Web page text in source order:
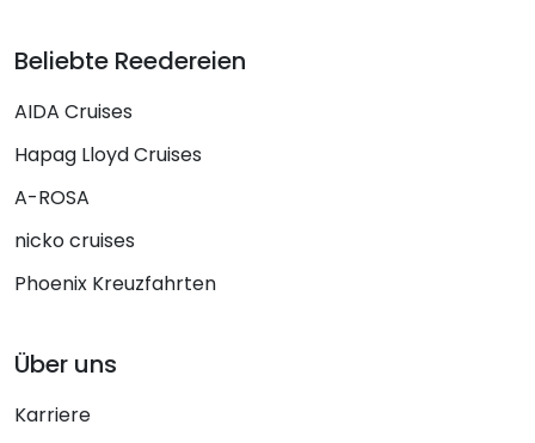
Beliebte Reedereien
AIDA Cruises
Hapag Lloyd Cruises
A-ROSA
nicko cruises
Phoenix Kreuzfahrten
Über uns
Karriere